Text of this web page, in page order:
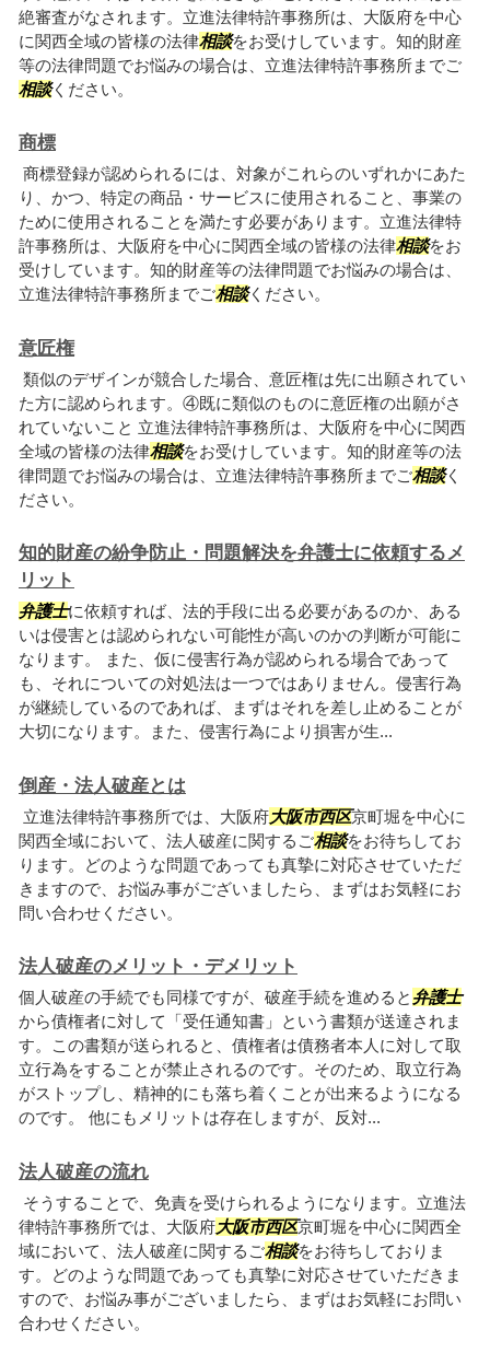
絶審査がなされます。立進法律特許事務所は、大阪府を中心
に関西全域の皆様の法律相談をお受けしています。知的財産
等の法律問題でお悩みの場合は、立進法律特許事務所までご
相談ください。
商標
商標登録が認められるには、対象がこれらのいずれかにあた
り、かつ、特定の商品・サービスに使用されること、事業の
ために使用されることを満たす必要があります。立進法律特
許事務所は、大阪府を中心に関西全域の皆様の法律相談をお
受けしています。知的財産等の法律問題でお悩みの場合は、
立進法律特許事務所までご相談ください。
意匠権
類似のデザインが競合した場合、意匠権は先に出願されてい
た方に認められます。④既に類似のものに意匠権の出願がさ
れていないこと 立進法律特許事務所は、大阪府を中心に関西
全域の皆様の法律相談をお受けしています。知的財産等の法
律問題でお悩みの場合は、立進法律特許事務所までご相談く
ださい。
知的財産の紛争防止・問題解決を弁護士に依頼するメ
リット
弁護士に依頼すれば、法的手段に出る必要があるのか、ある
いは侵害とは認められない可能性が高いのかの判断が可能に
なります。 また、仮に侵害行為が認められる場合であって
も、それについての対処法は一つではありません。侵害行為
が継続しているのであれば、まずはそれを差し止めることが
大切になります。また、侵害行為により損害が生...
倒産・法人破産とは
立進法律特許事務所では、大阪府大阪市西区京町堀を中心に
関西全域において、法人破産に関するご相談をお待ちしてお
ります。どのような問題であっても真摯に対応させていただ
きますので、お悩み事がございましたら、まずはお気軽にお
問い合わせください。
法人破産のメリット・デメリット
個人破産の手続でも同様ですが、破産手続を進めると 弁護士
から債権者に対して「受任通知書」という書類が送達されま
す。この書類が送られると、債権者は債務者本人に対して取
立行為をすることが禁止されるのです。そのため、取立行為
がストップし、精神的にも落ち着くことが出来るようになる
のです。 他にもメリットは存在しますが、反対...
法人破産の流れ
そうすることで、免責を受けられるようになります。立進法
律特許事務所では、大阪府大阪市西区京町堀を中心に関西全
域において、法人破産に関するご相談をお待ちしておりま
す。どのような問題であっても真摯に対応させていただきま
すので、お悩み事がございましたら、まずはお気軽にお問い
合わせください。